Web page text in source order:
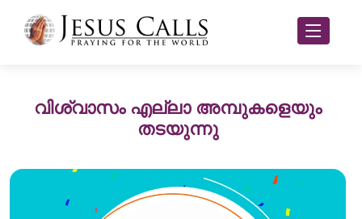
വിശ്വാസം എല്ലാ അമ്പുകളെയും
തടയുന്നു